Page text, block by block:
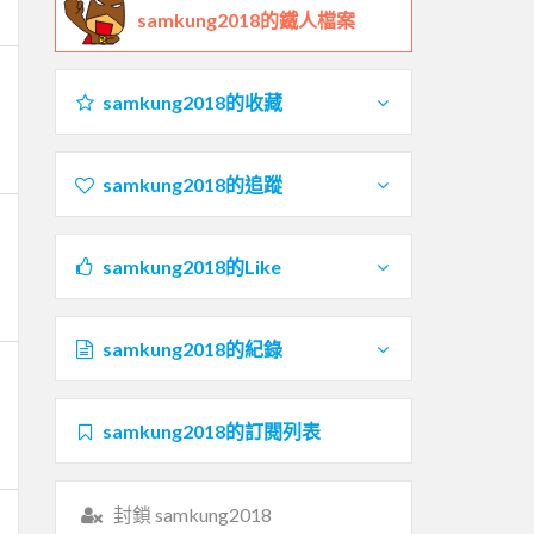
samkung2018的鐵人檔案
samkung2018的收藏
samkung2018的追蹤
samkung2018的Like
samkung2018的紀錄
samkung2018的訂閱列表
封鎖 samkung2018